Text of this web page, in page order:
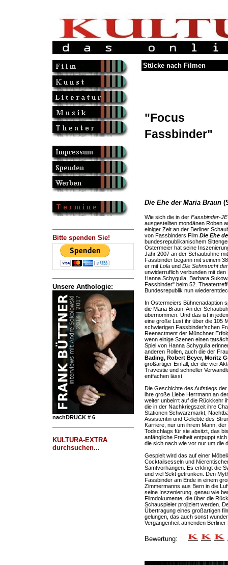
Bitte spenden Sie!
Unsere Anthologie:
nachDRUCK # 6
KULTURA-EXTRA
durchsuchen...
Stücke nach Filmen
"Focus
Fassbinder"
Die Ehe der Maria Braun
Wie sich die in der Fassbinder-
ausgestellten mondänen Roben
einiger Zeit an der Berliner
von Fassbinders Film Die Ehe
bundesrepublikanischem
Ostermeier hat seine
Jahr 2007 an der Schaubühne
Fassbinder begann mit seinem
er mit Lolaund Die Sehnsucht
unwiderruflich verbunden mit
Hanna Schygulla, Barbara
Fassbinder" beim 52.
Bundesrepublik nun
In Ostermeiers Bühnenadaption
die Maria Braun. An der
übernommen. Und das ist in
eine große Lust ihr über die 105
schwierigen Fassbinder’schen
Reenactment der Münchner
wenn einige Szenen einen
Spiel von Hanna Schygulla
anderen Rollen, auch die der
Bading, Robert Beyer, Moritz
großartiger Einfall, der die vier
Travestie und schneller
entfachen lässt.
Die Geschichte des Aufstiegs
ihre große Liebe Herrmann an
weiter unbeirrt auf die Rückkehr
die in der Nachkriegszeit ihre
Stationen Schwarzmarkt,
Assistentin und Geliebte des
Karriere, nur um ihrem Mann,
Todschlags für sie absitzt, das
anfängliche Freiheit entpuppt
die sich nach wie vor nur um die
Gespielt wird das auf einer
Cocktailsesseln und
Samtvorhängen. Es erklingt die
und viel Sekt getrunken. Den
Fassbinder am Ende in einem
Zimmermanns aus Bern in die
seine Inszenierung, genau wie
Filmdokumente, die über die
Schauspieler projiziert werden.
Übertragung eines großartigen
gelungen, das auch sonst
Vergangenheit atmenden
Bewertung: